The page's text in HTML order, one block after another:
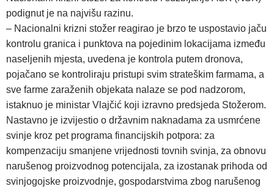
podignut je na najvišu razinu.
– Nacionalni krizni stožer reagirao je brzo te uspostavio jaču
kontrolu granica i punktova na pojedinim lokacijama između
naseljenih mjesta, uvedena je kontrola putem dronova,
pojačano se kontroliraju pristupi svim strateškim farmama, a
sve farme zaraženih objekata nalaze se pod nadzorom,
istaknuo je ministar Vlajčić koji izravno predsjeda Stožerom.
Nastavno je izvijestio o državnim naknadama za usmrćene
svinje kroz pet programa financijskih potpora: za
kompenzaciju smanjene vrijednosti tovnih svinja, za obnovu
narušenog proizvodnog potencijala, za izostanak prihoda od
svinjogojske proizvodnje, gospodarstvima zbog narušenog